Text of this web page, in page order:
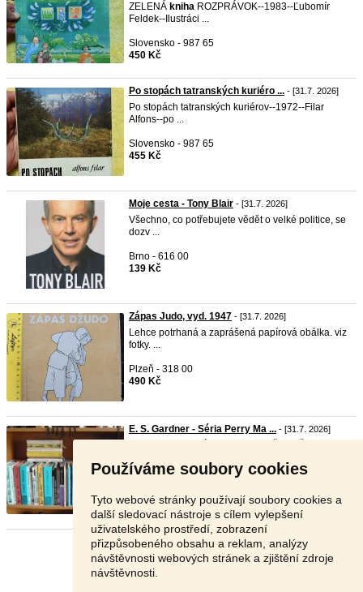
Používáme soubory cookies
Tyto webové stránky používají soubory cookies a
další sledovací nástroje s cílem vylepšení
uživatelského prostředí, zobrazení
přizpůsobeného obsahu a reklam, analýzy
návštěvnosti webových stránek a zjištění zdroje
návštěvnosti.
ZELENÁ kniha ROZPRÁVOK--1983--Ľubomír
Feldek--Ilustráci ...
Slovensko - 987 65
450 Kč
Po stopách tatranských kuriéro ... - [31.7. 2026]
Po stopách tatranských kuriérov--1972--Filar
Alfons--po ...
Slovensko - 987 65
455 Kč
Moje cesta - Tony Blair - [31.7. 2026]
Všechno, co potřebujete vědět o velké politice, se
dozv ...
Brno - 616 00
139 Kč
Zápas Judo, vyd. 1947 - [31.7. 2026]
Lehce potrhaná a zaprášená papírová obálka. viz
fotky. ...
Plzeň - 318 00
490 Kč
E. S. Gardner - Séria Perry Ma ... - [31.7. 2026]
V textu
Stránka: 1 2 3 Další